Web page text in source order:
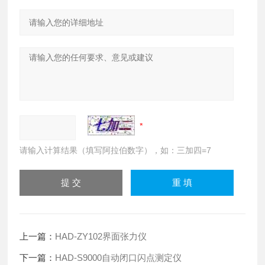
请输入计算结果（填写阿拉伯数字），如：三加四=7
上一篇： HAD-ZY102界面张力仪
下一篇： HAD-S9000自动闭口闪点测定仪